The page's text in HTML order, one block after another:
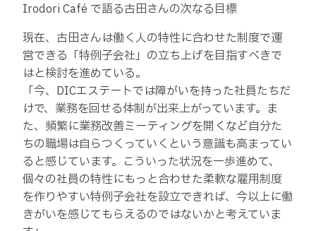
Irodori Café で語る古田さんの次なる目標
現在、古田さんは働く人の特性に合わせた制度で運
営できる「特例子会社」の立ち上げを目指すべきで
はと検討を進めている。
「今、DICエステートでは障がいを持った社員たちだ
けで、業務を回せる体制が出来上がっています。ま
た、頻繁に業務改善ミーティングを開くなど自分た
ちの職場は自らつくっていくという意識も高まってい
ると感じています。こういった状況を一歩進めて、
個々の社員の特性にもっと合わせた柔軟な雇用制度
を作りやすい特例子会社を設立できれば、今以上に働
きがいを感じてもらえるのではないかと考えていま